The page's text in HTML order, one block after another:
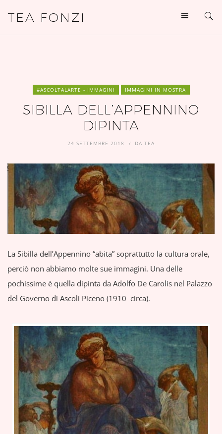
TEA FONZI
#ASCOLTALARTE - IMMAGINI IMMAGINI IN MOSTRA
SIBILLA DELL’APPENNINO
DIPINTA
24 SETTEMBRE 2018 DA TEA
La Sibilla dell’Appennino “abita” soprattutto la cultura orale,
perciò non abbiamo molte sue immagini. Una delle
pochissime è quella dipinta da Adolfo De Carolis nel Palazzo
del Governo di Ascoli Piceno (1910 circa).